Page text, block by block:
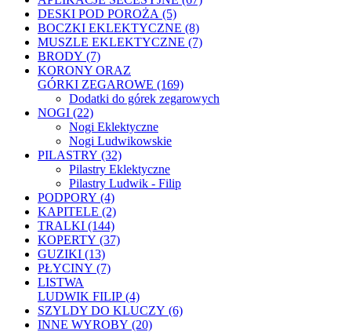
DESKI POD POROŻA (5)
BOCZKI EKLEKTYCZNE (8)
MUSZLE EKLEKTYCZNE (7)
BRODY (7)
KORONY ORAZ
GÓRKI ZEGAROWE (169)
Dodatki do górek zegarowych
NOGI (22)
Nogi Eklektyczne
Nogi Ludwikowskie
PILASTRY (32)
Pilastry Eklektyczne
Pilastry Ludwik - Filip
PODPORY (4)
KAPITELE (2)
TRALKI (144)
KOPERTY (37)
GUZIKI (13)
PŁYCINY (7)
LISTWA
LUDWIK FILIP (4)
SZYLDY DO KLUCZY (6)
INNE WYROBY (20)